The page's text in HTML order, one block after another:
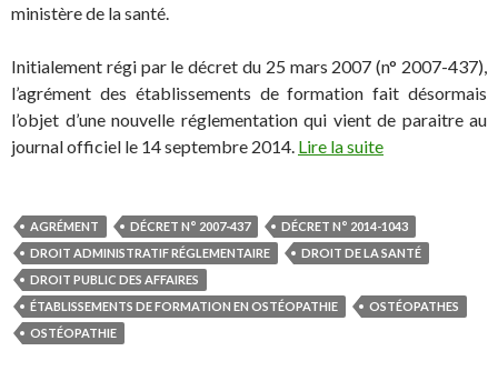
ministère de la santé.
Initialement régi par le décret du 25 mars 2007 (n° 2007-437),
l’agrément des établissements de formation fait désormais
l’objet d’une nouvelle réglementation qui vient de paraitre au
journal officiel le 14 septembre 2014. Lire la suite
AGRÉMENT DÉCRET N° 2007-437
DÉCRET N° 2014-1043
DROIT ADMINISTRATIF RÉGLEMENTAIRE
DROIT DE LA SANTÉ
DROIT PUBLIC DES AFFAIRES
ÉTABLISSEMENTS DE FORMATION EN OSTÉOPATHIE
OSTÉOPATHES
OSTÉOPATHIE